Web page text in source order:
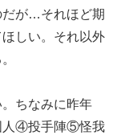
だが…それほど期
しい。それ以外
ちなみに昨年
人④投手陣⑤怪我